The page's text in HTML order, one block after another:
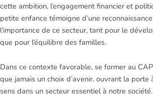
cette ambition, l’engagement financier et
petite enfance témoigne d’une
l’importance de ce secteur, tant pour le
que pour l’équilibre des familles.
Dans ce contexte favorable, se former au
que jamais un choix d’avenir, ouvrant la porte
sens dans un secteur essentiel à notre société.